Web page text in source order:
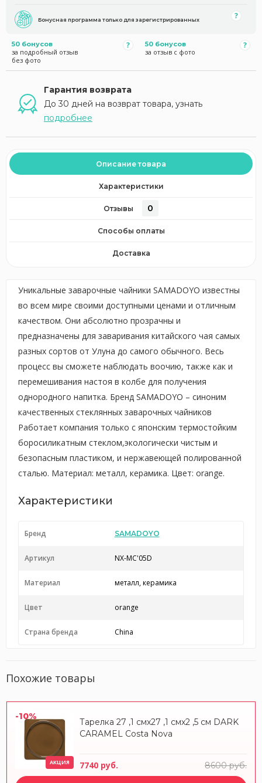
Бонусная программа только для зарегистрированных
50 бонусов
за подробный отзыв
без фото
50 бонусов
за отзыв с фото
Гарантия возврата
До 30 дней на возврат товара, узнать
подробнее
Описание товара
Характеристики
Отзывы 0
Способы оплаты
Доставка
Уникальные заварочные чайники SAMADOYO известны
во всем мире своими доступными ценами и отличным
качеством. Они абсолютно прозрачны и
предназначены для заваривания китайского чая самых
разных сортов от Улуна до самого обычного. Весь
процесс вы сможете наблюдать воочию, также как и
перемешивания настоя в колбе для получения
однородного напитка. Бренд SAMADOYO – синоним
качественных стеклянных заварочных чайников
Работает компания только с японским термостойким
боросиликатным стеклом,экологически чистым и
безопасным пластиком, и нержавеющей полированной
сталью. Материал: металл, керамика. Цвет: orange.
Характеристики
Бренд SAMADOYO
Артикул NX-MC'05D
Материал металл, керамика
Цвет orange
Страна бренда China
Похожие товары
-10%
АКЦИЯ
Тарелка 27 ,1 смx27 ,1 смx2 ,5 см DARK
CARAMEL Costa Nova
7740 руб. 8600 руб.